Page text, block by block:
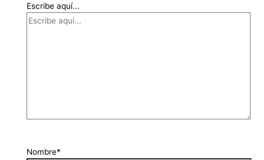
Escribe aquí...
Nombre*